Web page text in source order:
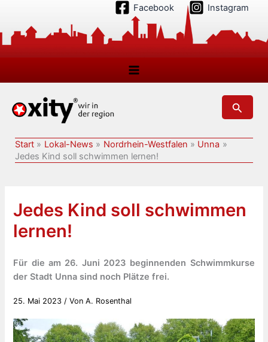
springen
Facebook Instagram
Suchen
Start Lokal-News Nordrhein-Westfalen
Unna
Jedes Kind soll schwimmen lernen!
Jedes Kind soll schwimmen
lernen!
Für die am 26. Juni 2023 beginnenden Schwimmkurse
der Stadt Unna sind noch Plätze frei.
25. Mai 2023 / VonA. Rosenthal